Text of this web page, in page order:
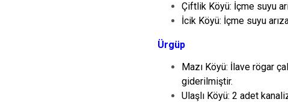
Çiftlik Köyü: İçme suyu
İcik Köyü: İçme suyu
Ürgüp
Mazı Köyü: İlave rögar
giderilmiştir.
Ulaşlı Köyü: 2 adet